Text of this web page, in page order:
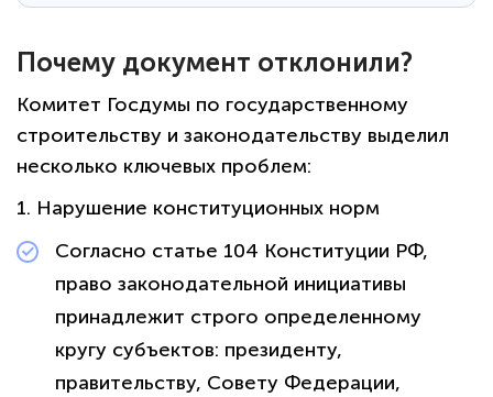
Почему документ отклонили?
Комитет Госдумы по государственному
строительству и законодательству выделил
несколько ключевых проблем:
1. Нарушение конституционных норм
Согласно статье 104 Конституции РФ,
право законодательной инициативы
принадлежит строго определенному
кругу субъектов: президенту,
правительству, Совету Федерации,